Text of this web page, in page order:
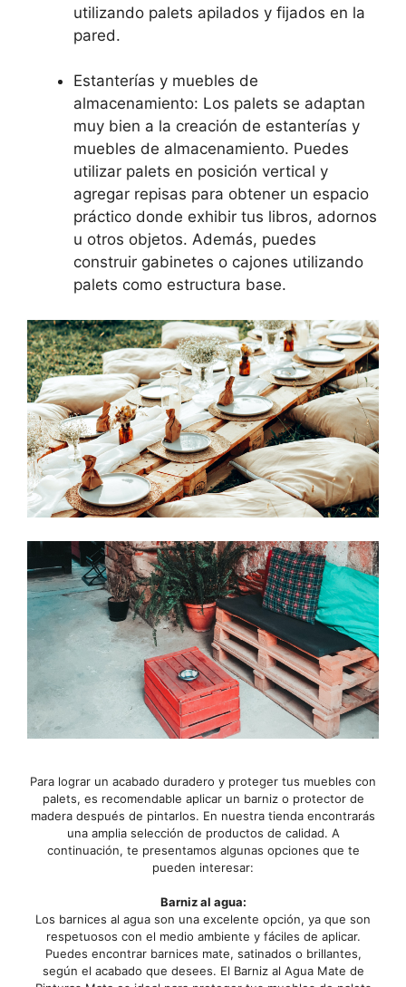
utilizando palets apilados y fijados en la
pared.
Estanterías y muebles de
almacenamiento: Los palets se adaptan
muy bien a la creación de estanterías y
muebles de almacenamiento. Puedes
utilizar palets en posición vertical y
agregar repisas para obtener un espacio
práctico donde exhibir tus libros, adornos
u otros objetos. Además, puedes
construir gabinetes o cajones utilizando
palets como estructura base.
Para lograr un acabado duradero y proteger tus muebles con
palets, es recomendable aplicar un barniz o protector de
madera después de pintarlos. En nuestra tienda encontrarás
una amplia selección de productos de calidad. A
continuación, te presentamos algunas opciones que te
pueden interesar:
Barniz al agua:
Los barnices al agua son una excelente opción, ya que son
respetuosos con el medio ambiente y fáciles de aplicar.
Puedes encontrar barnices mate, satinados o brillantes,
según el acabado que desees. El Barniz al Agua Mate de